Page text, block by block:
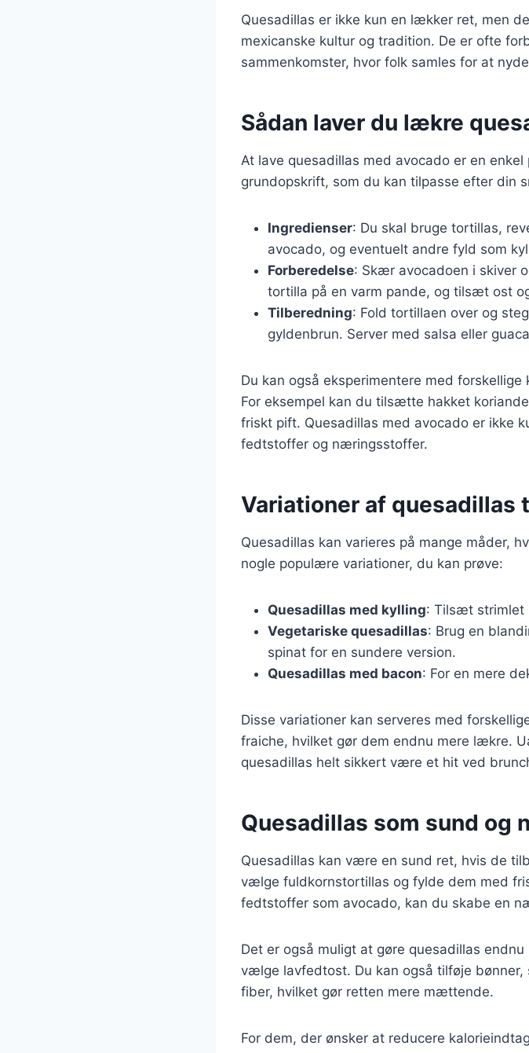
Quesadillas er ikke kun en lækker ret, men
mexicanske kultur og tradition. De er ofte
sammenkomster, hvor folk samles for at
Sådan laver du lækre
At lave quesadillas med avocado er en
grundopskrift, som du kan tilpasse efter din
Ingredienser: Du skal bruge tortillas,
avocado, og eventuelt andre fyld som
Forberedelse: Skær avocadoen i skiver
tortilla på en varm pande, og tilsæt ost
Tilberedning: Fold tortillaen over og
gyldenbrun. Server med salsa eller
Du kan også eksperimentere med
For eksempel kan du tilsætte hakket
friskt pift. Quesadillas med avocado er ikke
fedtstoffer og næringsstoffer.
Variationer af quesadillas
Quesadillas kan varieres på mange måder,
nogle populære variationer, du kan prøve:
Quesadillas med kylling: Tilsæt strimlet
Vegetariske quesadillas: Brug en
spinat for en sundere version.
Quesadillas med bacon: For en mere
Disse variationer kan serveres med
fraiche, hvilket gør dem endnu mere lækre.
quesadillas helt sikkert være et hit ved
Quesadillas som sund og
Quesadillas kan være en sund ret, hvis de
vælge fuldkornstortillas og fylde dem med
fedtstoffer som avocado, kan du skabe en
Det er også muligt at gøre quesadillas
vælge lavfedtost. Du kan også tilføje
fiber, hvilket gør retten mere mættende.
For dem, der ønsker at reducere